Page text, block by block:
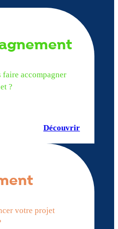
faire accompagner
?
Découvrir
votre projet